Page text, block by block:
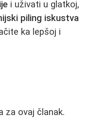
i uživati u glatkoj,
piling iskustva
ka lepšoj i
za ovaj članak.